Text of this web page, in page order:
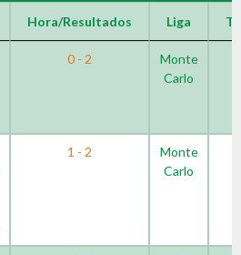
Hora/Resultados Liga
0 - 2
Monte
Carlo
1 - 2
Monte
Carlo